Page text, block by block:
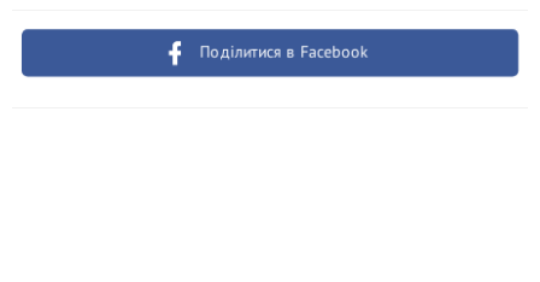
Поділитися в Facebook